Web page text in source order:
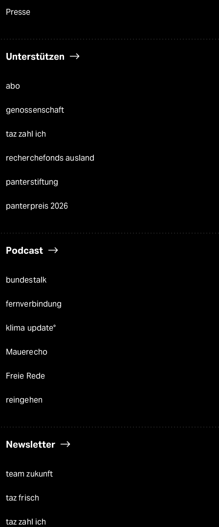
Presse
Unterstützen
abo
genossenschaft
taz zahl ich
recherchefonds ausland
panterstiftung
panterpreis 2026
Podcast
bundestalk
fernverbindung
klima update°
Mauerecho
Freie Rede
reingehen
Newsletter
team zukunft
taz frisch
taz zahl ich